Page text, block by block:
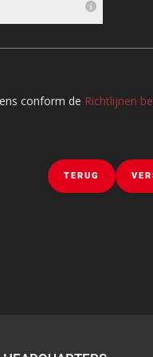
conform de Richtlijnen
TERUG